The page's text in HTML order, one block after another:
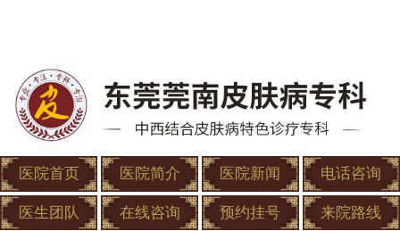
医院首页 医院简介 医院新闻 电话咨询
医生团队 在线咨询 预约挂号 来院路线